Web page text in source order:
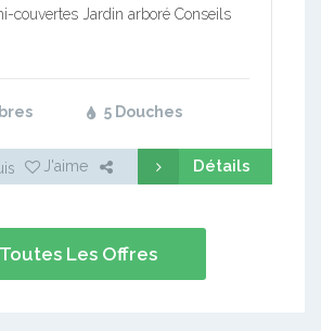
couvertes Jardin arboré Conseils
5 Douches
J'aime Détails
Toutes Les Offres